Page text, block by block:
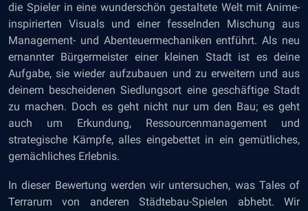
die Spieler in eine wunderschön gestaltete Welt mit Anime-
inspirierten Visuals und einer fesselnden Mischung aus
Management- und Abenteuermechaniken entführt. Als neu
ernannter Bürgermeister einer kleinen Stadt ist es deine
Aufgabe, sie wieder aufzubauen und zu erweitern und aus
deinem bescheidenen Siedlungsort eine geschäftige Stadt
zu machen. Doch es geht nicht nur um den Bau; es geht
auch um Erkundung, Ressourcenmanagement und
strategische Kämpfe, alles eingebettet in ein gemütliches,
gemächliches Erlebnis.
In dieser Bewertung werden wir untersuchen, was Tales of
Terrarum von anderen Städtebau-Spielen abhebt. Wir